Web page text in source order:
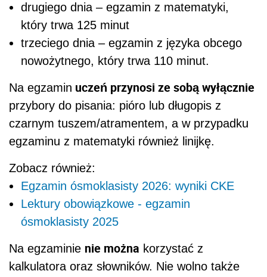
drugiego dnia – egzamin z matematyki,
który trwa 125 minut
trzeciego dnia – egzamin z języka obcego
nowożytnego, który trwa 110 minut.
Na egzamin uczeń przynosi ze sobą wyłącznie
przybory do pisania: pióro lub długopis ‎z
czarnym tuszem/atramentem, a w przypadku
egzaminu z matematyki również linijkę. ‎
Zobacz również:
Egzamin ósmoklasisty 2026: wyniki CKE
Lektury obowiązkowe - egzamin
ósmoklasisty 2025
Na egzaminie nie można korzystać z
kalkulatora oraz słowników. Nie wolno także